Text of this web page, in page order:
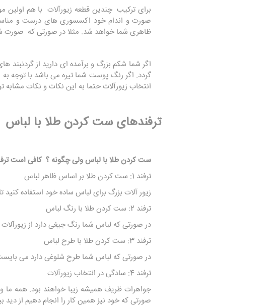
برای ترکیب چندین قطعه زیورآلات با هم
صورت و اندام خود اکسسوری های درست و
ظاهری شما خواهد شد. مثلا در صورتی که صورت
اگر شما شکم بزرگ و برآمده ای دارید از
گردد. اگر رنگ پوست شما تیره می باشد با توجه به
انتخاب زیورآلات حتما به این نکات و نکات مشابه
ترفندهای ست کردن طلا با لباس
ست کردن طلا با لباس ولی چگونه ؟ کافی است
ترفند 1: ست کردن طلا بر اساس ظاهر لباس
زیور آلات بزرگ برای لباس ساده خود استفاده کنید
ترفند 2: ست کردن طلا با رنگ لباس
در صورتی که لباس شما رنگ جیغی دارد از
ترفند 3: ست کردن طلا با طرح لباس
در صورتی که لباس شما طرح‌ شلوغی دارد می بایست
ترفند 4: سادگی در انتخاب زیورآلات
جواهرات ظریف همیشه زیبا خواهند بود. همه ما
صورتی که خود نیز همین کار را انجام دهیم از